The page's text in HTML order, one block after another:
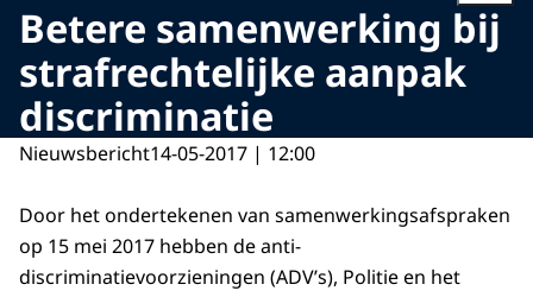
Betere samenwerking bij
strafrechtelijke aanpak
discriminatie
Nieuwsbericht14-05-2017 | 12:00
Door het ondertekenen van samenwerkingsafspraken
op 15 mei 2017 hebben de anti-
discriminatievoorzieningen (ADV’s), Politie en het